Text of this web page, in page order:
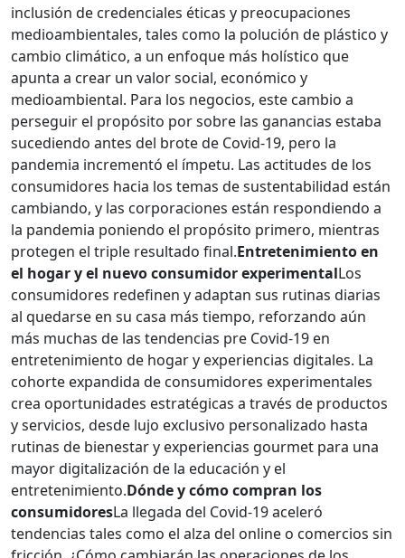
inclusión de credenciales éticas y preocupaciones
medioambientales, tales como la polución de plástico y
cambio climático, a un enfoque más holístico que
apunta a crear un valor social, económico y
medioambiental. Para los negocios, este cambio a
perseguir el propósito por sobre las ganancias estaba
sucediendo antes del brote de Covid-19, pero la
pandemia incrementó el ímpetu. Las actitudes de los
consumidores hacia los temas de sustentabilidad están
cambiando, y las corporaciones están respondiendo a
la pandemia poniendo el propósito primero, mientras
protegen el triple resultado final.Entretenimiento en
el hogar y el nuevo consumidor experimentalLos
consumidores redefinen y adaptan sus rutinas diarias
al quedarse en su casa más tiempo, reforzando aún
más muchas de las tendencias pre Covid-19 en
entretenimiento de hogar y experiencias digitales. La
cohorte expandida de consumidores experimentales
crea oportunidades estratégicas a través de productos
y servicios, desde lujo exclusivo personalizado hasta
rutinas de bienestar y experiencias gourmet para una
mayor digitalización de la educación y el
entretenimiento.Dónde y cómo compran los
consumidoresLa llegada del Covid-19 aceleró
tendencias tales como el alza del online o comercios sin